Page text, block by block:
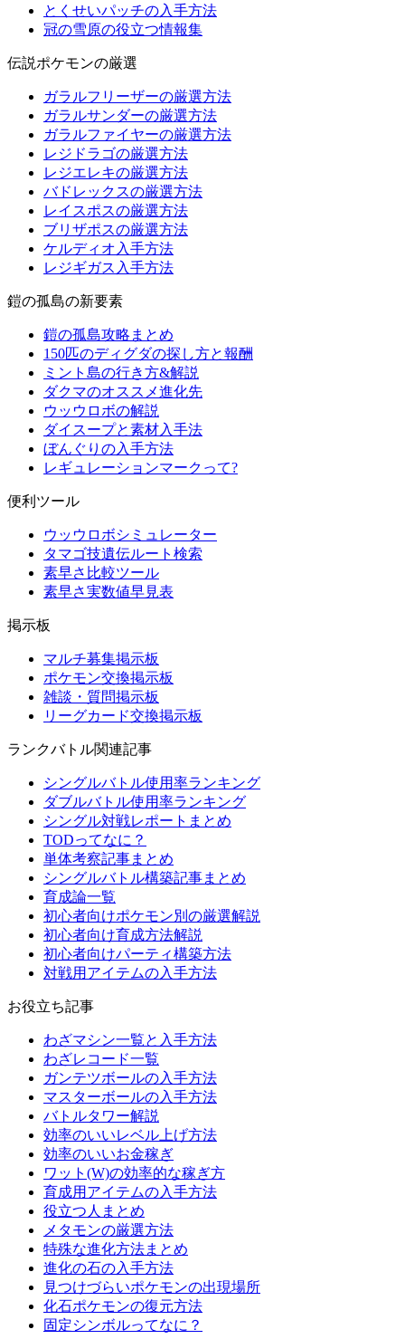
とくせいパッチの入手方法
冠の雪原の役立つ情報集
伝説ポケモンの厳選
ガラルフリーザーの厳選方法
ガラルサンダーの厳選方法
ガラルファイヤーの厳選方法
レジドラゴの厳選方法
レジエレキの厳選方法
バドレックスの厳選方法
レイスポスの厳選方法
ブリザポスの厳選方法
ケルディオ入手方法
レジギガス入手方法
鎧の孤島の新要素
鎧の孤島攻略まとめ
150匹のディグダの探し方と報酬
ミント島の行き方&解説
ダクマのオススメ進化先
ウッウロボの解説
ダイスープと素材入手法
ぼんぐりの入手方法
レギュレーションマークって?
便利ツール
ウッウロボシミュレーター
タマゴ技遺伝ルート検索
素早さ比較ツール
素早さ実数値早見表
掲示板
マルチ募集掲示板
ポケモン交換掲示板
雑談・質問掲示板
リーグカード交換掲示板
ランクバトル関連記事
シングルバトル使用率ランキング
ダブルバトル使用率ランキング
シングル対戦レポートまとめ
TODってなに？
単体考察記事まとめ
シングルバトル構築記事まとめ
育成論一覧
初心者向けポケモン別の厳選解説
初心者向け育成方法解説
初心者向けパーティ構築方法
対戦用アイテムの入手方法
お役立ち記事
わざマシン一覧と入手方法
わざレコード一覧
ガンテツボールの入手方法
マスターボールの入手方法
バトルタワー解説
効率のいいレベル上げ方法
効率のいいお金稼ぎ
ワット(W)の効率的な稼ぎ方
育成用アイテムの入手方法
役立つ人まとめ
メタモンの厳選方法
特殊な進化方法まとめ
進化の石の入手方法
見つけづらいポケモンの出現場所
化石ポケモンの復元方法
固定シンボルってなに？